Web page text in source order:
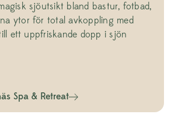
sjöutsikt bland bastur, fotbad,
ytor för total avkoppling med
ett uppfriskande dopp i sjön
Spa & Retreat